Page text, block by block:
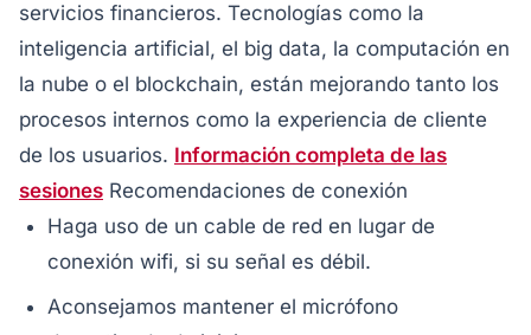
servicios financieros. Tecnologías como la
inteligencia artificial, el big data, la computación en
la nube o el blockchain, están mejorando tanto los
procesos internos como la experiencia de cliente
de los usuarios. Información completa de las
sesiones Recomendaciones de conexión
Haga uso de un cable de red en lugar de
conexión wifi, si su señal es débil.
Aconsejamos mantener el micrófono